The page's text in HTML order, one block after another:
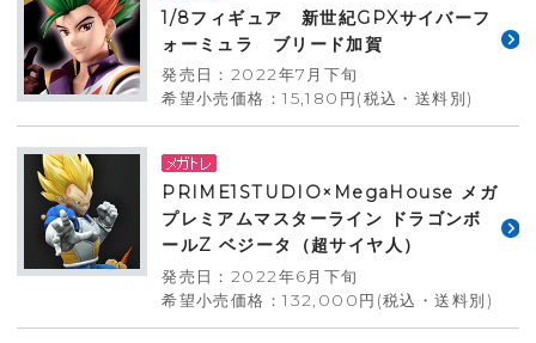
1/8フィギュア 新世紀GPXサイバーフ
ォーミュラ ブリード加賀
発売日：2022年7月下旬
希望小売価格：15,180円(税込・送料別)
PRIME1STUDIO×MegaHouse メガ
プレミアムマスターライン ドラゴンボ
ールZ ベジータ（超サイヤ人）
発売日：2022年6月下旬
希望小売価格：132,000円(税込・送料別)